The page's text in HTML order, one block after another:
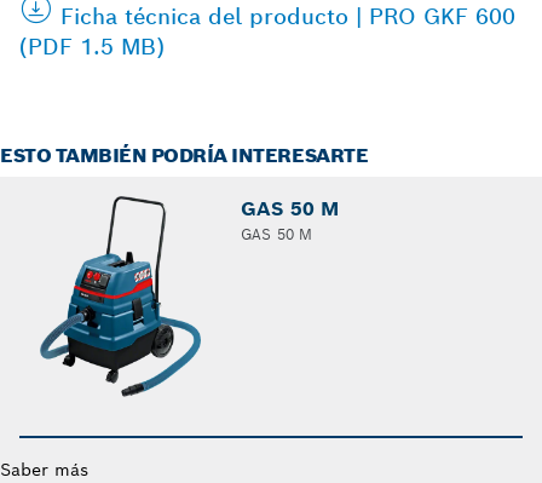
Ficha técnica del producto | PRO GKF 600
(PDF 1.5 MB)
ESTO TAMBIÉN PODRÍA INTERESARTE
GAS 50 M
GAS 50 M
Saber más